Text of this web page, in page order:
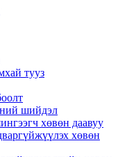
тууз
шийдэл
хөвөн даавуу
хөвөн